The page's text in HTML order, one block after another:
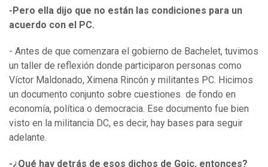
-Pero ella dijo que no están las condiciones para un
acuerdo con el PC.
- Antes de que comenzara el gobierno de Bachelet, tuvimos
un taller de reflexión donde participaron personas como
Víctor Maldonado, Ximena Rincón y militantes PC. Hicimos
un documento conjunto sobre cuestiones de fondo en
economía, política o democracia. Ese documento fue bien
visto en la militancia DC, es decir, hay bases para seguir
adelante.
-¿Qué hay detrás de esos dichos de Goic, entonces?